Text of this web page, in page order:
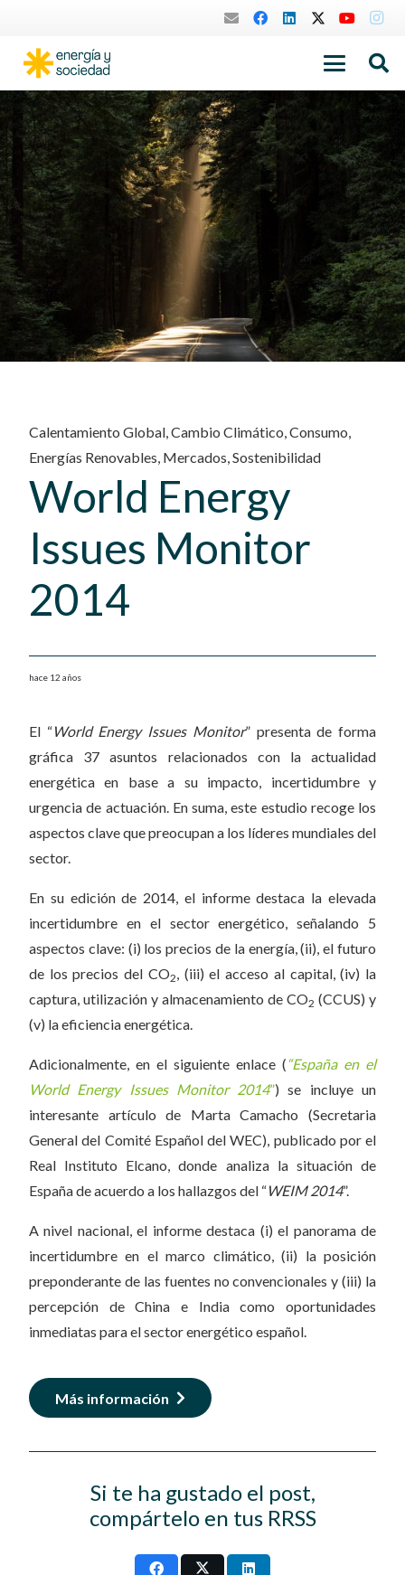
Calentamiento Global,Cambio Climático,Consumo,
Energías Renovables, Mercados,Sostenibilidad
World Energy
Issues Monitor
2014
hace 12 años
El “World Energy Issues Monitor” presenta de forma
gráfica 37 asuntos relacionados con la actualidad
energética en base a su impacto, incertidumbre y
urgencia de actuación. En suma, este estudio recoge los
aspectos clave que preocupan a los líderes mundiales del
sector.
En su edición de 2014, el informe destaca la elevada
incertidumbre en el sector energético, señalando 5
aspectos clave: (i) los precios de la energía, (ii), el futuro
de los precios del CO2, (iii) el acceso al capital, (iv) la
captura, utilización y almacenamiento de CO2 (CCUS) y
(v) la eficiencia energética.
Adicionalmente, en el siguiente enlace (“España en el
World Energy Issues Monitor 2014”) se incluye un
interesante artículo de Marta Camacho (Secretaria
General del Comité Español del WEC), publicado por el
Real Instituto Elcano, donde analiza la situación de
España de acuerdo a los hallazgos del “WEIM 2014”.
A nivel nacional, el informe destaca (i) el panorama de
incertidumbre en el marco climático, (ii) la posición
preponderante de las fuentes no convencionales y (iii) la
percepción de China e India como oportunidades
inmediatas para el sector energético español.
Más información
Si te ha gustado el post,
compártelo en tus RRSS